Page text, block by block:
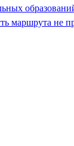
маршрута не